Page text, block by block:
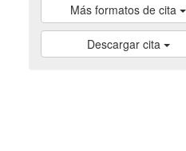
Más formatos de cita
Descargar cita